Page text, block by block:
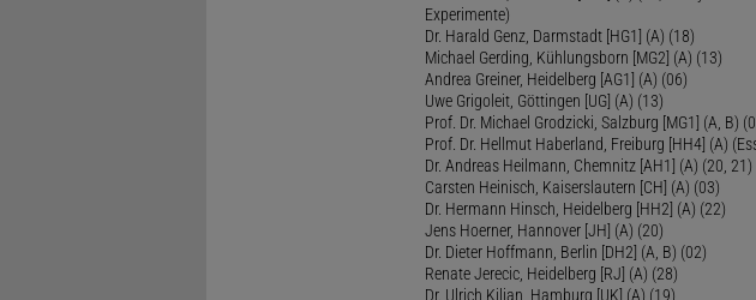
Experimente)
Dr. Harald Genz, Darmstadt [HG1] (A) (18)
Michael Gerding, Kühlungsborn [MG2] (A) (13)
Andrea Greiner, Heidelberg [AG1] (A) (06)
Uwe Grigoleit, Göttingen [UG] (A) (13)
Prof. Dr. Michael Grodzicki, Salzburg [MG1] (A, B)
Prof. Dr. Hellmut Haberland, Freiburg [HH4] (A)
Dr. Andreas Heilmann, Chemnitz [AH1] (A) (20, 21)
Carsten Heinisch, Kaiserslautern [CH] (A) (03)
Dr. Hermann Hinsch, Heidelberg [HH2] (A) (22)
Jens Hoerner, Hannover [JH] (A) (20)
Dr. Dieter Hoffmann, Berlin [DH2] (A, B) (02)
Renate Jerecic, Heidelberg [RJ] (A) (28)
Dr. Ulrich Kilian, Hamburg [UK] (A) (19)